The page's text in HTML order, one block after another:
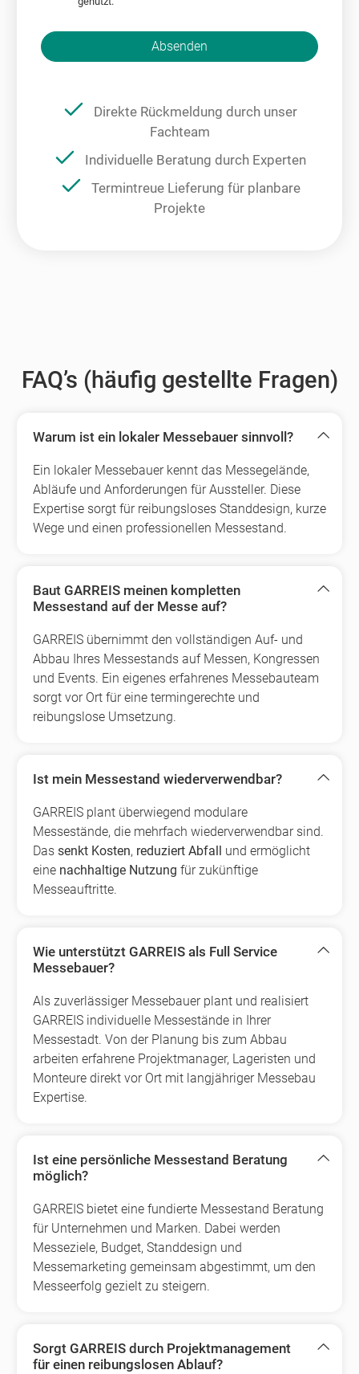
Bitte nicht ausfüllen.Absenden
Direkte Rückmeldung durch unser
Fachteam
Individuelle Beratung durch Experten
Termintreue Lieferung für planbare
Projekte
FAQ’s (häufig gestellte Fragen)
Warum ist ein lokaler Messebauer sinnvoll?
Ein lokaler Messebauer kennt das Messegelände,
Abläufe und Anforderungen für Aussteller. Diese
Expertise sorgt für reibungsloses Standdesign, kurze
Wege und einen professionellen Messestand.
Baut GARREIS meinen kompletten
Messestand auf der Messe auf?
GARREIS übernimmt den vollständigen Auf- und
Abbau Ihres Messestands auf Messen, Kongressen
und Events. Ein eigenes erfahrenes Messebauteam
sorgt vor Ort für eine termingerechte und
reibungslose Umsetzung.
Ist mein Messestand wiederverwendbar?
GARREIS plant überwiegend modulare
Messestände, die mehrfach wiederverwendbar sind.
Das senkt Kosten, reduziert Abfall und ermöglicht
eine nachhaltige Nutzung für zukünftige
Messeauftritte.
Wie unterstützt GARREIS als Full Service
Messebauer?
Als zuverlässiger Messebauer plant und realisiert
GARREIS individuelle Messestände in Ihrer
Messestadt. Von der Planung bis zum Abbau
arbeiten erfahrene Projektmanager, Lageristen und
Monteure direkt vor Ort mit langjähriger Messebau
Expertise.
Ist eine persönliche Messestand Beratung
möglich?
GARREIS bietet eine fundierte Messestand Beratung
für Unternehmen und Marken. Dabei werden
Messeziele, Budget, Standdesign und
Messemarketing gemeinsam abgestimmt, um den
Messeerfolg gezielt zu steigern.
Sorgt GARREIS durch Projektmanagement
für einen reibungslosen Ablauf?